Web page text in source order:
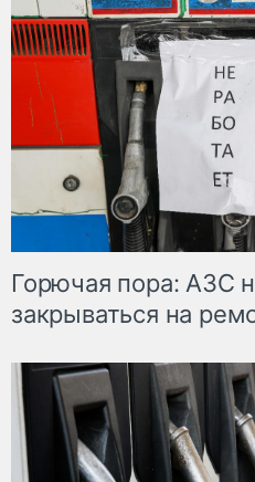
Горючая пора: АЗС
закрываться на